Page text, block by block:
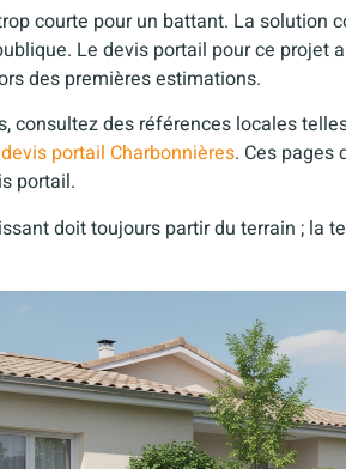
courte pour un battant. La solution
Le devis portail pour ce projet
des premières estimations.
consultez des références locales
devis portail Charbonnières. Ces pages
portail.
doit toujours partir du terrain ; la